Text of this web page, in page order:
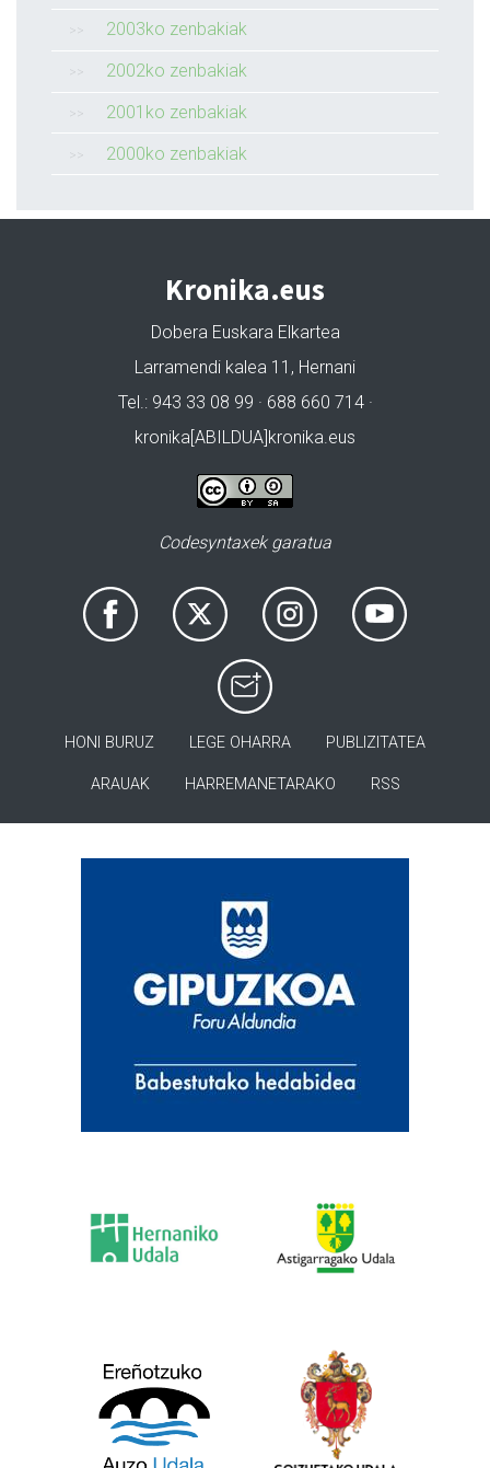
2003ko zenbakiak
2002ko zenbakiak
2001ko zenbakiak
2000ko zenbakiak
Kronika.eus
Dobera Euskara Elkartea
Larramendi kalea 11, Hernani
Tel.: 943 33 08 99 · 688 660 714 ·
kronika[ABILDUA]kronika.eus
Codesyntaxek garatua
HONI BURUZ LEGE OHARRA PUBLIZITATEA
ARAUAK HARREMANETARAKO RSS